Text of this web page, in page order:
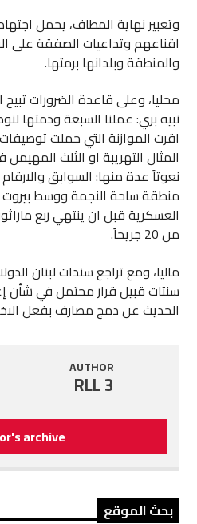
وتعبير نهاية المطاف، يحمل
اقناعهم وتداعيات الصفقة على
والمنطقة وبلدانها برمتها.
محليا، وعلى قاعدة الضرورات
نبيه بري: عملنا السبعة وذمتها
اقرت الموازنة التي حملت
المثال التهريبة او الثلث
نعوتاً عدة منها: السوابق
منطقة ساحة النجمة ووسط بيروت
العسكرية قبل ان ينتهي ربع
من 20 جريحاً.
سنتات قبيل قرار محتمل في شأن
الحديث عن دمج مصارف بفعل
AUTHOR
RLL 3
archive
بحث الموقع